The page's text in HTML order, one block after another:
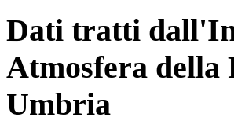
Dati tratti
Atmosfera della
Umbria